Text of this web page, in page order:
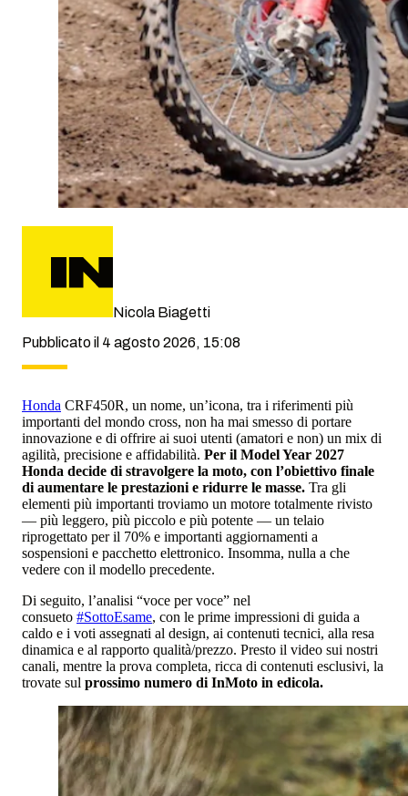
Nicola Biagetti
Pubblicato il 4 agosto 2026, 15:08
Honda CRF450R, un nome, un’icona, tra i riferimenti più
importanti del mondo cross, non ha mai smesso di portare
innovazione e di offrire ai suoi utenti (amatori e non) un mix di
agilità, precisione e affidabilità. Per il Model Year 2027
Honda decide di stravolgere la moto, con l’obiettivo finale
di aumentare le prestazioni e ridurre le masse. Tra gli
elementi più importanti troviamo un motore totalmente rivisto
— più leggero, più piccolo e più potente — un telaio
riprogettato per il 70% e importanti aggiornamenti a
sospensioni e pacchetto elettronico. Insomma, nulla a che
vedere con il modello precedente.
Di seguito, l’analisi “voce per voce” nel
consueto #SottoEsame, con le prime impressioni di guida a
caldo e i voti assegnati al design, ai contenuti tecnici, alla resa
dinamica e al rapporto qualità/prezzo. Presto il video sui nostri
canali, mentre la prova completa, ricca di contenuti esclusivi, la
trovate sul prossimo numero di InMoto in edicola.